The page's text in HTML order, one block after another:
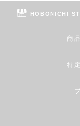
HOBONICHI
商
特